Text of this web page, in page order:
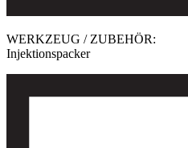
WERKZEUG / ZUBEHÖR:
Injektionspacker